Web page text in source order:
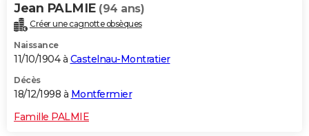
Jean PALMIE (94 ans)
Créer une cagnotte obsèques
Naissance
11/10/1904 à Castelnau-Montratier
Décès
18/12/1998 à Montfermier
Famille PALMIE